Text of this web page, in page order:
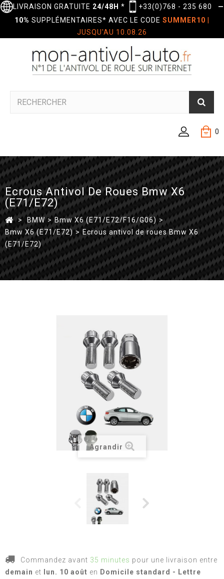
LIVRAISON GRATUITE 24/48H * +33(0)768 - 235 680
—
10% SUPPLÉMENTAIRES* AVEC LE CODE SUMMER10
JUSQU'AU 10.08.26
0
Ecrous Antivol De Roues Bmw X6
(E71/E72)
> BMW > Bmw X6 (E71/E72/F16/G06) >
Bmw X6 (E71/E72) > Ecrous antivol de roues Bmw X6
(E71/E72)
Agrandir
Commandez avant 35 minutes pour une livraison entre
demain et lun. 10 août en Domicile standard - Lettre